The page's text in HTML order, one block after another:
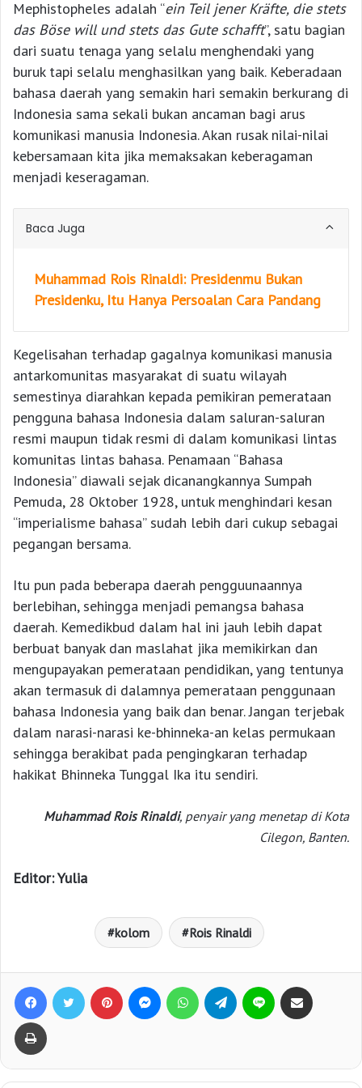
Mephistopheles adalah “ein Teil jener Kräfte, die stets
das Böse will und stets das Gute schafft”, satu bagian
dari suatu tenaga yang selalu menghendaki yang
buruk tapi selalu menghasilkan yang baik. Keberadaan
bahasa daerah yang semakin hari semakin berkurang di
Indonesia sama sekali bukan ancaman bagi arus
komunikasi manusia Indonesia. Akan rusak nilai-nilai
kebersamaan kita jika memaksakan keberagaman
menjadi keseragaman.
Baca Juga
Muhammad Rois Rinaldi: Presidenmu Bukan
Presidenku, Itu Hanya Persoalan Cara Pandang
Kegelisahan terhadap gagalnya komunikasi manusia
antarkomunitas masyarakat di suatu wilayah
semestinya diarahkan kepada pemikiran pemerataan
pengguna bahasa Indonesia dalam saluran-saluran
resmi maupun tidak resmi di dalam komunikasi lintas
komunitas lintas bahasa. Penamaan “Bahasa
Indonesia” diawali sejak dicanangkannya Sumpah
Pemuda, 28 Oktober 1928, untuk menghindari kesan
“imperialisme bahasa” sudah lebih dari cukup sebagai
pegangan bersama.
Itu pun pada beberapa daerah pengguunaannya
berlebihan, sehingga menjadi pemangsa bahasa
daerah. Kemedikbud dalam hal ini jauh lebih dapat
berbuat banyak dan maslahat jika memikirkan dan
mengupayakan pemerataan pendidikan, yang tentunya
akan termasuk di dalamnya pemerataan penggunaan
bahasa Indonesia yang baik dan benar. Jangan terjebak
dalam narasi-narasi ke-bhinneka-an kelas permukaan
sehingga berakibat pada pengingkaran terhadap
hakikat Bhinneka Tunggal Ika itu sendiri.
Muhammad Rois Rinaldi, penyair yang menetap di Kota
Cilegon, Banten.
Editor: Yulia
kolom Rois Rinaldi